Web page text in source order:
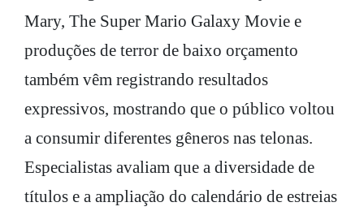
Mary, The Super Mario Galaxy Movie e
produções de terror de baixo orçamento
também vêm registrando resultados
expressivos, mostrando que o público voltou
a consumir diferentes gêneros nas telonas.
Especialistas avaliam que a diversidade de
títulos e a ampliação do calendário de estreias